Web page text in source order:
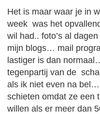
Het is maar waar je in
week was het
wil had.. foto’s al
mijn blogs… mail
lastiger is dan
tegenpartij van de
als ik niet even na
schieten omdat ze een
willen als er meer dan